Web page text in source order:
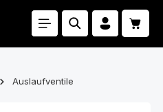
Auslaufventile